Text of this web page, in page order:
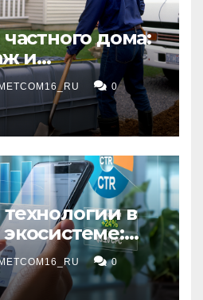
дома:
и
автономной
0
в
и
0